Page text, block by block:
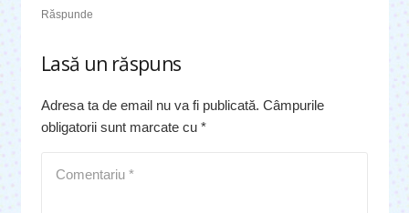
Răspunde
Lasă un răspuns
Adresa ta de email nu va fi publicată. Câmpurile
obligatorii sunt marcate cu *